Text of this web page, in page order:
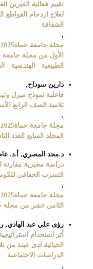
تقييم فعالية الفبرين
لعلاج ازدحام القواطع
الشفافة
,
الأول من مجلة جامعة
الطبيعية - الهندسية -
دارين سوداح,
فاعلية نموذج ميرل
تلاميذ الصف الرابع
,
المجلد السابع العدد
د.مجد المصري, أ.د.
دراسة مخبرية مقارنة
التسرب الحفافي
,
الثامن عشر من مجلة
رؤى علي عبد الهادي,
أثر استخدام
الحياتية لدى عينة من
الدراسات الاجتماعية
,